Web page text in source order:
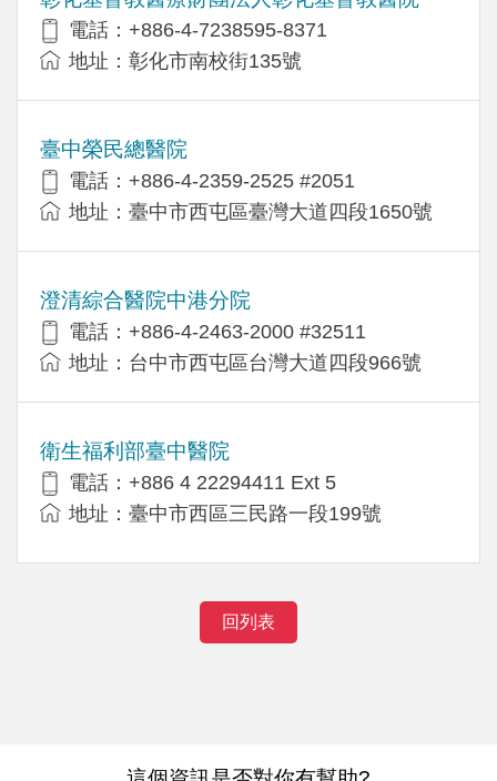
電話：+886-4-7238595-8371
地址：彰化市南校街135號
臺中榮民總醫院
電話：+886-4-2359-2525 #2051
地址：臺中市西屯區臺灣大道四段1650號
澄清綜合醫院中港分院
電話：+886-4-2463-2000 #32511
地址：台中市西屯區台灣大道四段966號
衛生福利部臺中醫院
電話：+886 4 22294411 Ext 5
地址：臺中市西區三民路一段199號
回列表